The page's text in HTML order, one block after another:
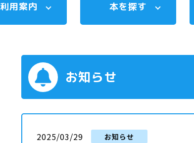
利用案内 本を探す
お知らせ
2025/03/29 お知らせ